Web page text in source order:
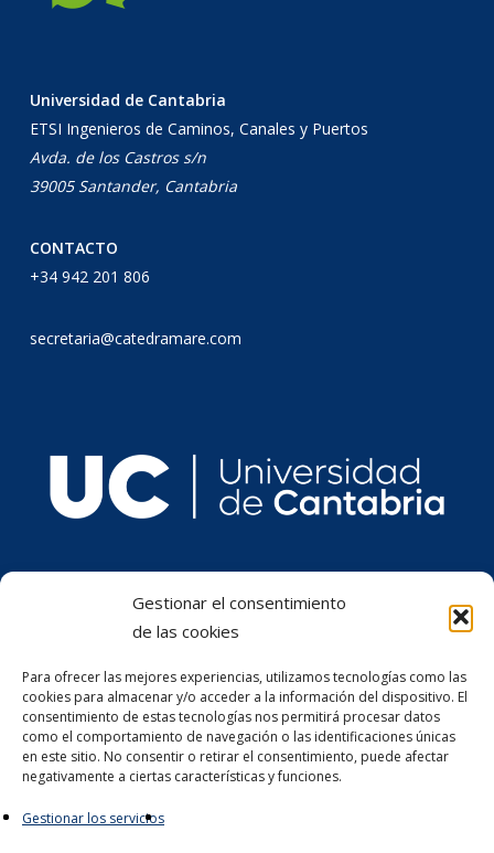
Gestionar el consentimiento
de las cookies
Para ofrecer las mejores experiencias, utilizamos tecnologías como las
cookies para almacenar y/o acceder a la información del dispositivo. El
consentimiento de estas tecnologías nos permitirá procesar datos
como el comportamiento de navegación o las identificaciones únicas
en este sitio. No consentir o retirar el consentimiento, puede afectar
negativamente a ciertas características y funciones.
Gestionar los servicios
Universidad de Cantabria
ETSI Ingenieros de Caminos, Canales y Puertos
Avda. de los Castros s/n
39005 Santander, Cantabria
CONTACTO
+34 942 201 806
secretaria@catedramare.com